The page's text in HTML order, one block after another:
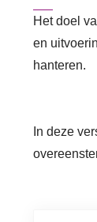
Het doel
en
hanteren.
In deze